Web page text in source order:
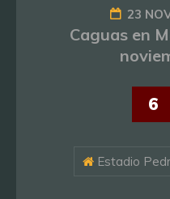
23
Caguas en
6
Estadio